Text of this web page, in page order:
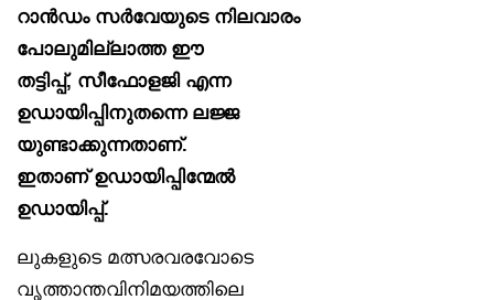
റാൻഡം സർവേയുടെ നിലവാരം
പോലുമില്ലാത്ത ഈ
തട്ടിപ്പ്, സീഫോളജി എന്ന
ഉഡായിപ്പിനുതന്നെ ലജ്ജ
യുണ്ടാക്കുന്നതാണ്.
ഇതാണ് ഉഡായിപ്പിന്മേൽ
ഉഡായിപ്പ്.
ലുകളുടെ മത്സരവരവോടെ
വൃത്താന്തവിനിമയത്തിലെ